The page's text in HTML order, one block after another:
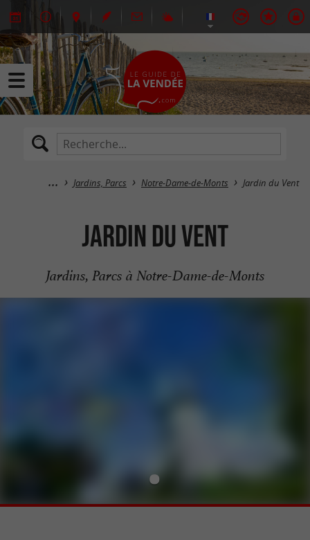
Jardins, Parcs Notre-Dame-de-Monts Jardin du Vent
Jardin du Vent
Jardins, Parcs à Notre-Dame-de-Monts